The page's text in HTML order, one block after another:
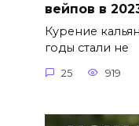
вейпов в
Курение
годы стали не
25 919